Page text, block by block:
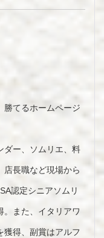
勝てるホームページ
ダー、ソムリエ、料
店長職など現場から
認定シニアソムリ
。また、イタリアワ
獲得、副賞はアルフ